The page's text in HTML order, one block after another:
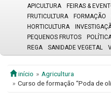
APICULTURA
FEIRAS &
FRUTICULTURA
FORMAÇÃO
HORTICULTURA
PEQUENOS FRUTOS
REGA
SANIDADE VEGETAL
início
Agricultura
Curso de formação “Poda de